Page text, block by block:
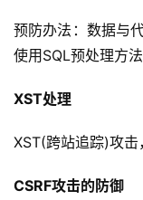
预防办法：数据与
使用SQL预处理方
XST处理
XST(跨站追踪)攻击
CSRF攻击的防御